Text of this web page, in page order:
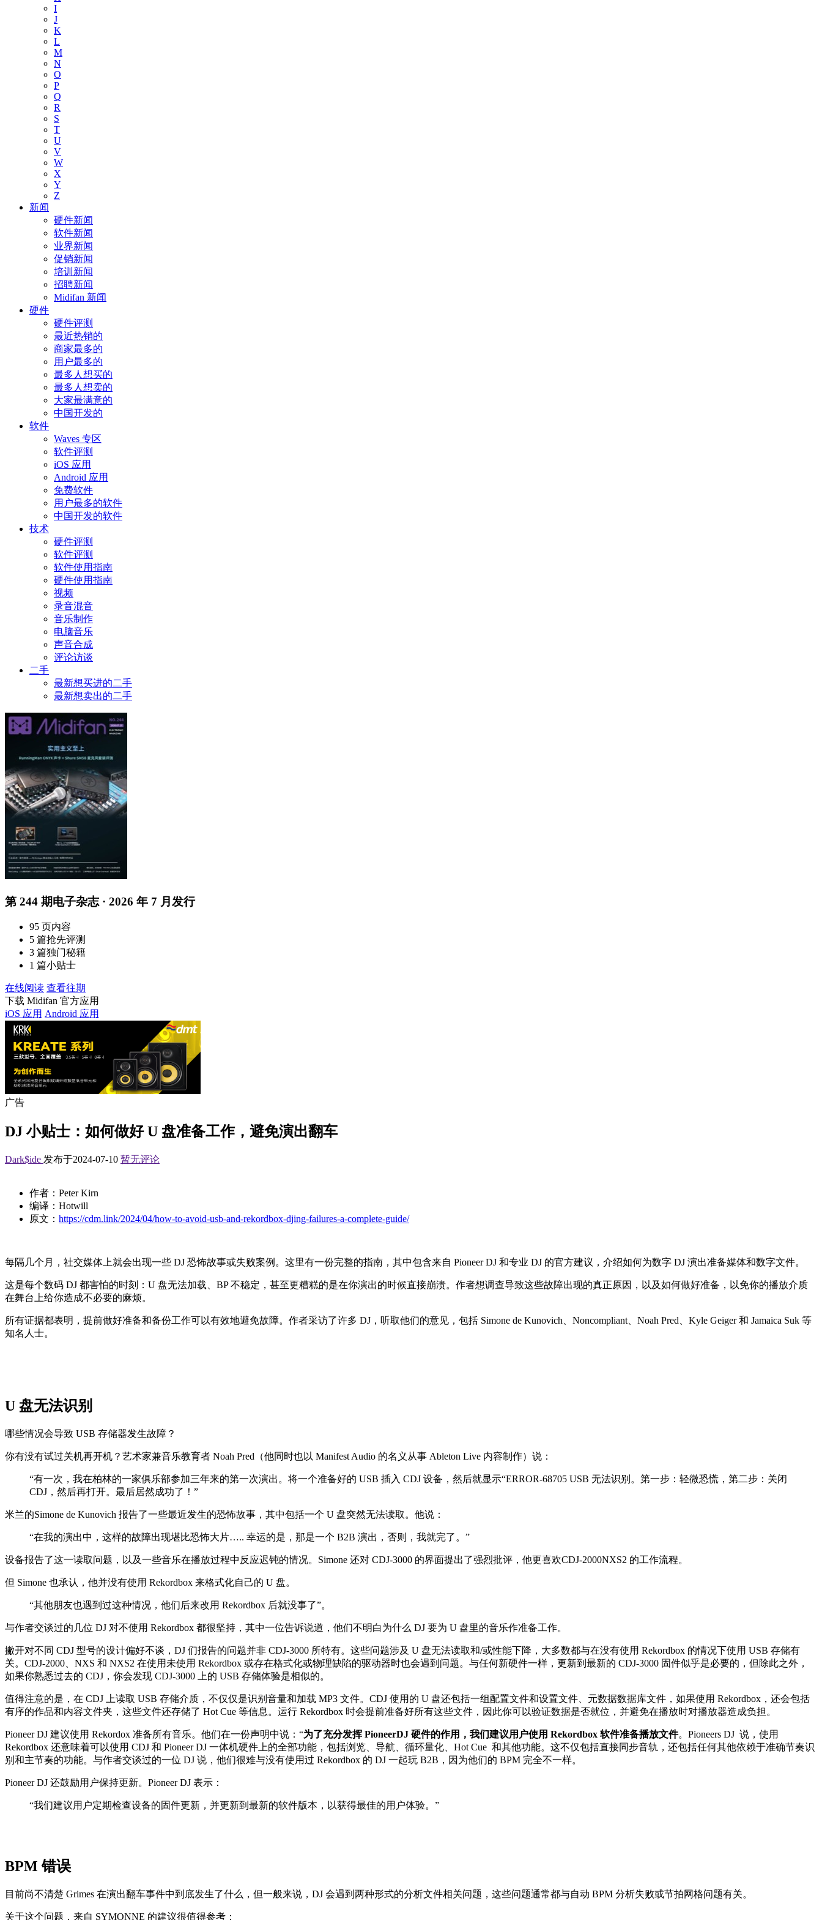
I
J
K
L
M
N
O
P
Q
R
S
T
U
V
W
X
Y
Z
新闻
硬件新闻
软件新闻
业界新闻
促销新闻
培训新闻
招聘新闻
Midifan 新闻
硬件
硬件评测
最近热销的
商家最多的
用户最多的
最多人想买的
最多人想卖的
大家最满意的
中国开发的
软件
Waves 专区
软件评测
iOS 应用
Android 应用
免费软件
用户最多的软件
中国开发的软件
技术
硬件评测
软件评测
软件使用指南
硬件使用指南
视频
录音混音
音乐制作
电脑音乐
声音合成
评论访谈
二手
最新想买进的二手
最新想卖出的二手
第 244 期电子杂志 · 2026 年 7 月发行
95 页内容
5 篇抢先评测
3 篇独门秘籍
1 篇小贴士
在线阅读 查看往期
下载 Midifan 官方应用
iOS 应用 Android 应用
广告
DJ 小贴士：如何做好 U 盘准备工作，避免演出翻车
Dark$ide 发布于2024-07-10 暂无评论
作者：Peter Kirn
编译：Hotwill
原文： https://cdm.link/2024/04/how-to-avoid-usb-and-rekordbox-djing-failures-a-complete-guide/
每隔几个月，社交媒体上就会出现一些 DJ 恐怖故事或失败案例。这里有一份完整的指南，其中包含来自 Pioneer DJ 和专业 DJ 的官方建议，介绍如何为数字 DJ 演出准备媒体和数字文件。
这是每个数码 DJ 都害怕的时刻：U 盘无法加载、BP 不稳定，甚至更糟糕的是在你演出的时候直接崩溃。作者想调查导致这些故障出现的真正原因，以及如何做好准备，以免你的播放介质
在舞台上给你造成不必要的麻烦。
所有证据都表明，提前做好准备和备份工作可以有效地避免故障。作者采访了许多 DJ，听取他们的意见，包括 Simone de Kunovich、Noncompliant、Noah Pred、Kyle Geiger 和 Jamaica Suk 等
知名人士。
U 盘无法识别
哪些情况会导致 USB 存储器发生故障？
你有没有试过关机再开机？艺术家兼音乐教育者 Noah Pred（他同时也以 Manifest Audio 的名义从事 Ableton Live 内容制作）说：
“有一次，我在柏林的一家俱乐部参加三年来的第一次演出。将一个准备好的 USB 插入 CDJ 设备，然后就显示“ERROR-68705 USB 无法识别。第一步：轻微恐慌，第二步：关闭
CDJ，然后再打开。最后居然成功了！”
米兰的Simone de Kunovich 报告了一些最近发生的恐怖故事，其中包括一个 U 盘突然无法读取。他说：
“在我的演出中，这样的故障出现堪比恐怖大片….. 幸运的是，那是一个 B2B 演出，否则，我就完了。”
设备报告了这一读取问题，以及一些音乐在播放过程中反应迟钝的情况。Simone 还对 CDJ-3000 的界面提出了强烈批评，他更喜欢CDJ-2000NXS2 的工作流程。
但 Simone 也承认，他并没有使用 Rekordbox 来格式化自己的 U 盘。
“其他朋友也遇到过这种情况，他们后来改用 Rekordbox 后就没事了”。
与作者交谈过的几位 DJ 对不使用 Rekordbox 都很坚持，其中一位告诉说道，他们不明白为什么 DJ 要为 U 盘里的音乐作准备工作。
撇开对不同 CDJ 型号的设计偏好不谈，DJ 们报告的问题并非 CDJ-3000 所特有。这些问题涉及 U 盘无法读取和/或性能下降，大多数都与在没有使用 Rekordbox 的情况下使用 USB 存储有
关。CDJ-2000、NXS 和 NXS2 在使用未使用 Rekordbox 或存在格式化或物理缺陷的驱动器时也会遇到问题。与任何新硬件一样，更新到最新的 CDJ-3000 固件似乎是必要的，但除此之外，
如果你熟悉过去的 CDJ，你会发现 CDJ-3000 上的 USB 存储体验是相似的。
值得注意的是，在 CDJ 上读取 USB 存储介质，不仅仅是识别音量和加载 MP3 文件。CDJ 使用的 U 盘还包括一组配置文件和设置文件、元数据数据库文件，如果使用 Rekordbox，还会包括
有序的作品和内容文件夹，这些文件还存储了 Hot Cue 等信息。运行 Rekordbox 时会提前准备好所有这些文件，因此你可以验证数据是否就位，并避免在播放时对播放器造成负担。
Pioneer DJ 建议使用 Rekordox 准备所有音乐。他们在一份声明中说：“为了充分发挥 PioneerDJ 硬件的作用，我们建议用户使用 Rekordbox 软件准备播放文件。Pioneers DJ 说，使用
Rekordbox 还意味着可以使用 CDJ 和 Pioneer DJ 一体机硬件上的全部功能，包括浏览、导航、循环量化、Hot Cue 和其他功能。这不仅包括直接同步音轨，还包括任何其他依赖于准确节奏识
别和主节奏的功能。与作者交谈过的一位 DJ 说，他们很难与没有使用过 Rekordbox 的 DJ 一起玩 B2B，因为他们的 BPM 完全不一样。
Pioneer DJ 还鼓励用户保持更新。Pioneer DJ 表示：
“我们建议用户定期检查设备的固件更新，并更新到最新的软件版本，以获得最佳的用户体验。”
BPM 错误
目前尚不清楚 Grimes 在演出翻车事件中到底发生了什么，但一般来说，DJ 会遇到两种形式的分析文件相关问题，这些问题通常都与自动 BPM 分析失败或节拍网格问题有关。
关于这个问题，来自 SYMONNE 的建议很值得参考：